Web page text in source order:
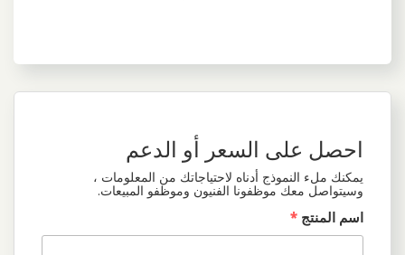
احصل على السعر أو الدعم
يمكنك ملء النموذج أدناه لاحتياجاتك من المعلومات ،
وسيتواصل معك موظفونا الفنيون وموظفو المبيعات.
اسم المنتج *